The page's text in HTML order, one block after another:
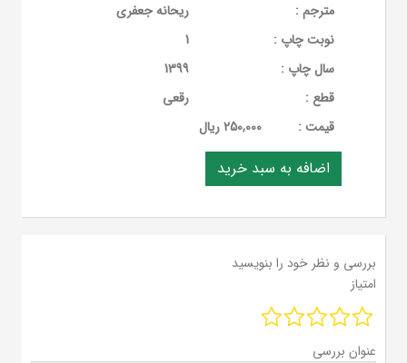
مترجم :
ریحانه جعفری
نوبت چاپ :
1
سال چاپ :
1399
قطع :
رقعی
قيمت :
250,000 ریال
بررسی و نظر خود را بنویسید
امتیاز
عنوان بررسی